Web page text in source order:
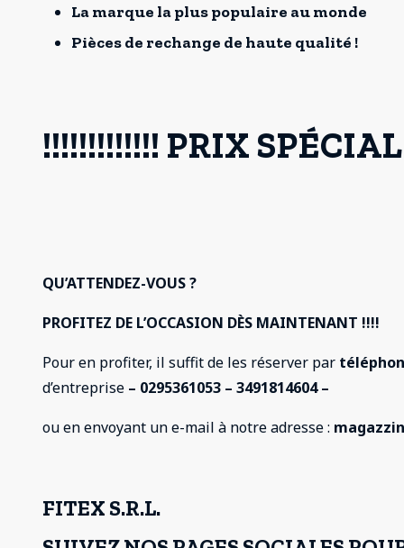
La marque la plus populaire au monde
Pièces de rechange de haute qualité !
!!!!!!!!!!!!! PRIX
QU’ATTENDEZ-VOUS ?
PROFITEZ DE L’OCCASION DÈS MAINTENANT !!!!
Pour en profiter, il suffit de les réserver par
d’entreprise – 0295361053 – 3491814604 –
ou en envoyant un e-mail à notre adresse :
FITEX S.R.L.